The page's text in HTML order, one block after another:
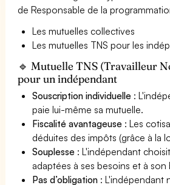
de Responsable de la
Les mutuelles collectives
Les mutuelles TNS pour les
🔹 Mutuelle TNS (Travailleur
pour un indépendant
Souscription individuelle :
paie lui-même sa mutuelle.
Fiscalité avantageuse : Les
déduites des impôts (grâce à la
Souplesse : L'indépendant
adaptées à ses besoins et à son
Pas d’obligation : L'indépendant